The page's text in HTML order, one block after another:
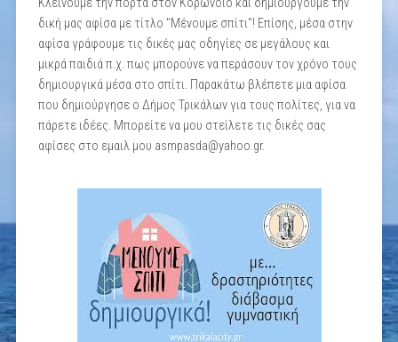
Κλείνουμε την πόρτα στον Κορωνοϊό και δημιουργούμε την
δική μας αφίσα με τίτλο "Μένουμε σπίτι"! Επίσης, μέσα στην
αφίσα γράφουμε τις δικές μας οδηγίες σε μεγάλους και
μικρά παιδιά π.χ. πως μπορούνε να περάσουν τον χρόνο τους
δημιουργικά μέσα στο σπίτι. Παρακάτω βλέπετε μια αφίσα
που δημιούργησε ο Δήμος Τρικάλων για τους πολίτες, για να
πάρετε ιδέες. Μπορείτε να μου στείλετε τις δικές σας
αφίσες στο εμαιλ μου asmpasda@yahoo.gr.